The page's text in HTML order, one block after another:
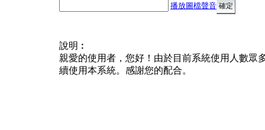
播放圖檔聲音
說明︰
親愛的使用者，您好！由於目前系統使用人數眾
續使用本系統。感謝您的配合。